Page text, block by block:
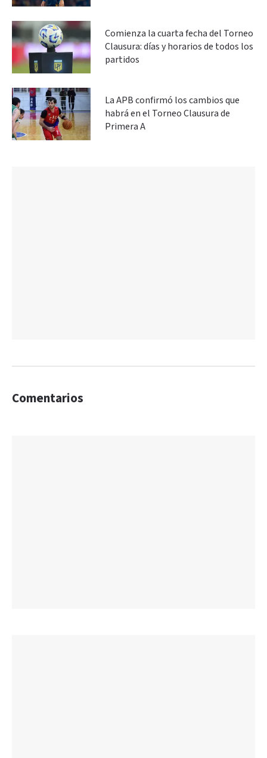
Comienza la cuarta fecha del Torneo
Clausura: días y horarios de todos los
partidos
La APB confirmó los cambios que
habrá en el Torneo Clausura de
Primera A
Comentarios